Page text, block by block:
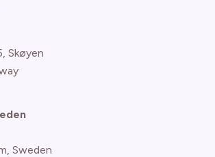
Skøyen
Sweden